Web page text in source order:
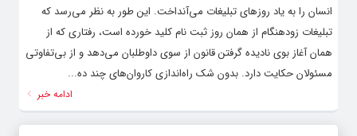
انسان را به یاد روزهای تبلیغات می‌آنداخت. این طور به نظر می‌رسد که
تبلیغات زودهنگام از همان روز ثبت نام کلید خورده است، رفتاری که از
همان آغاز بوی نادیده گرفتن قانون از سوی داوطلبان می‌دهد و از بی‌تفاوتی
مسئولان حکایت دارد. بدون شک راه‌اندازی کاروان‌های چند ده...
ادامه خبر